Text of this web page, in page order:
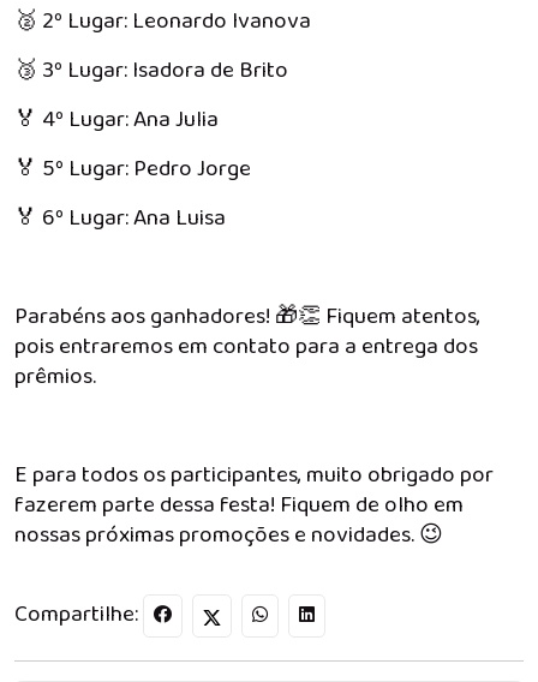
🥈 2º Lugar: Leonardo Ivanova
🥉 3º Lugar: Isadora de Brito
🏅 4º Lugar: Ana Julia
🏅 5º Lugar: Pedro Jorge
🏅 6º Lugar: Ana Luisa
Parabéns aos ganhadores! 🎁👏 Fiquem atentos,
pois entraremos em contato para a entrega dos
prêmios.
E para todos os participantes, muito obrigado por
fazerem parte dessa festa! Fiquem de olho em
nossas próximas promoções e novidades. 😉
Compartilhe: